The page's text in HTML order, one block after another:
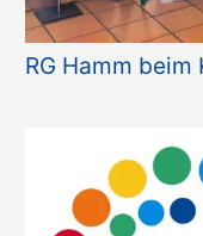
RG Hamm